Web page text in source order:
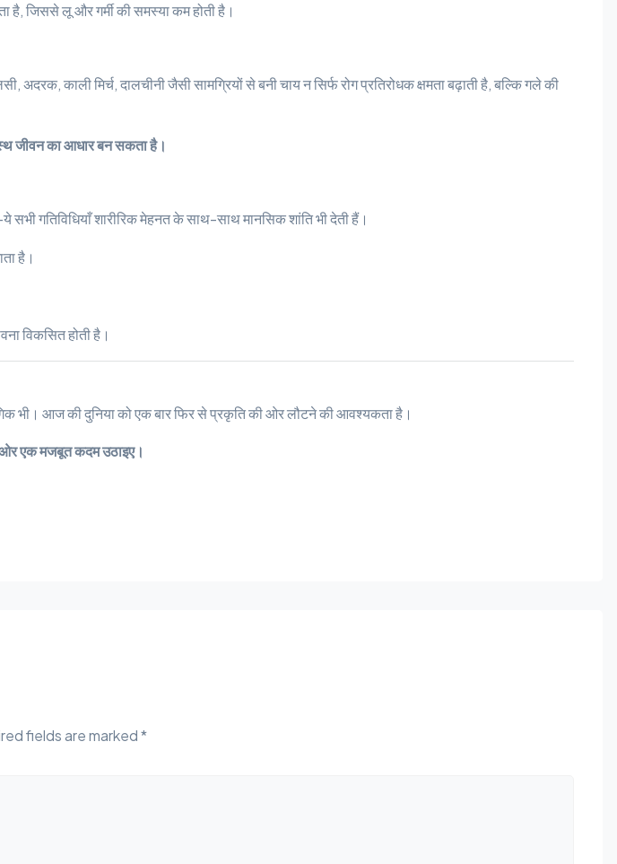
जिससे लू और गर्मी की समस्या कम होती है।
काली मिर्च, दालचीनी जैसी सामग्रियों से बनी चाय न सिर्फ रोग प्रतिरोधक क्षमता बढ़ाती है, बल्कि गले की
जीवन का आधार बन सकता है।
सभी गतिविधियाँ शारीरिक मेहनत के साथ-साथ मानसिक शांति भी देती हैं।
है।
विकसित होती है।
भी। आज की दुनिया को एक बार फिर से प्रकृति की ओर लौटने की आवश्यकता है।
एक मजबूत कदम उठाइए।
fields are marked *